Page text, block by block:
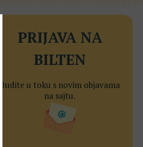
PRIJAVA NA
BILTEN
Budite u toku s novim objavama
na sajtu.